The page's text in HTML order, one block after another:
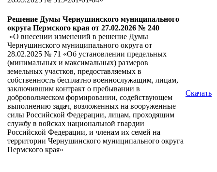
Решение Думы Чернушинского муниципального
округа Пермского края от 27.02.2026 № 240
«О внесении изменений в решение Думы
Чернушинского муниципального округа от
28.02.2025 № 71 «Об установлении предельных
(минимальных и максимальных) размеров
земельных участков, предоставляемых в
собственность бесплатно военнослужащим, лицам,
заключившим контракт о пребывании в
добровольческом формировании, содействующем
выполнению задач, возложенных на вооруженные
силы Российской Федерации, лицам, проходящим
службу в войсках национальной гвардии
Российской Федерации, и членам их семей на
территории Чернушинского муниципального округа
Пермского края»
Скачать